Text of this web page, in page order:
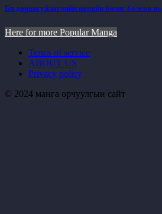
Би дарангуйлагчийн нарийн бичиг болсон нь
Here for more Popular Manga
Terms of service
ABOUT US
Privacy policy
© 2024 манга орчуулгын сайт